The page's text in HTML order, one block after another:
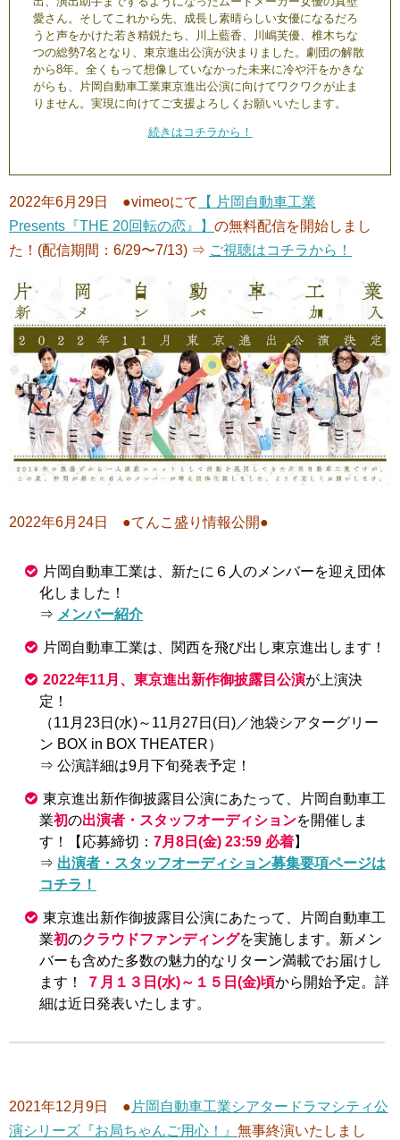
愛さん。そしてこれから先、成長し素晴らしい女優になるだろ
うと声をかけた若き精鋭たち、川上藍香、川嶋芙優、椎木ちな
つの総勢7名となり、東京進出公演が決まりました。劇団の解散
から8年。全くもって想像していなかった未来に冷や汗をかきな
がらも、片岡自動車工業東京進出公演に向けてワクワクが止ま
りません。実現に向けてご支援よろしくお願いいたします。
続きはコチラから！
2022年6月29日 ●vimeoにて
【 片岡自動車工業
Presents『THE 20回転の恋』】 の無料配信を開始しまし
た！(配信期間：6/29〜7/13) ⇒ ご視聴はコチラから！
2022年6月24日 ●てんこ盛り情報公開●
片岡自動車工業は、新たに６人のメンバーを迎え団体
化しました！
⇒ メンバー紹介
片岡自動車工業は、関西を飛び出し東京進出します！
2022年11月、東京進出新作御披露目公演が上演決
定！
（11月23日(水)～11月27日(日)／池袋シアターグリー
ン BOX in BOX THEATER）
⇒ 公演詳細は9月下旬発表予定！
東京進出新作御披露目公演にあたって、片岡自動車工
業初の出演者・スタッフオーディションを開催しま
す！【応募締切： 7月8日(金) 23:59 必着】
⇒ 出演者・スタッフオーディション募集要項ページは
コチラ！
東京進出新作御披露目公演にあたって、片岡自動車工
業初のクラウドファンディングを実施します。新メン
バーも含めた多数の魅力的なリターン満載でお届けし
ます！
７月１３日(水)～１５日(金)頃から開始予定。詳
細は近日発表いたします。
2021年12月9日 ● 片岡自動車工業シアタードラマシティ公
演シリーズ『お局ちゃんご用心！』 無事終演いたしまし